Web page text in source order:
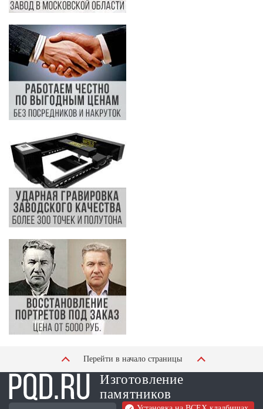
Перейти в начало страницы
Изготовление
памятников